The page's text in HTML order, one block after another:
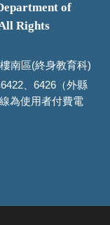
of
Rights
南區(終身教育科)
、6426（外縣
為使用者付費電